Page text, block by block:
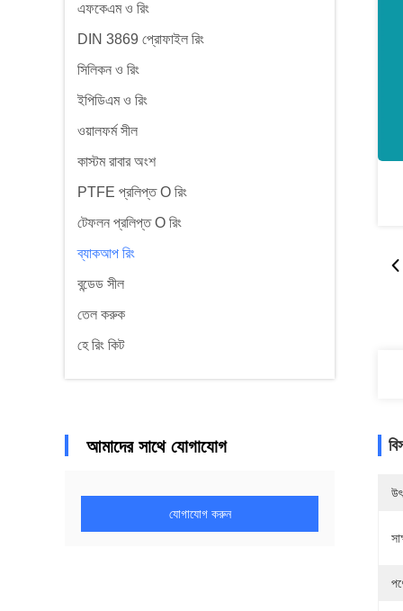
এফকেএম ও রিং
DIN 3869 প্রোফাইল রিং
সিলিকন ও রিং
ইপিডিএম ও রিং
ওয়ালফর্ম সীল
কাস্টম রাবার অংশ
PTFE প্রলিপ্ত O রিং
টেফলন প্রলিপ্ত O রিং
ব্যাকআপ রিং
বন্ডেড সীল
তেল করুক
হে রিং কিট
আমাদের সাথে যোগাযোগ
যোগাযোগ করুন